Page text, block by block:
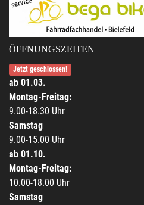
ÖFFNUNGSZEITEN
Jetzt geschlossen!
ab 01.03.
Montag-Freitag:
9.00-18.30 Uhr
Samstag
9.00-15.00 Uhr
ab 01.10.
Montag-Freitag:
10.00-18.00 Uhr
Samstag